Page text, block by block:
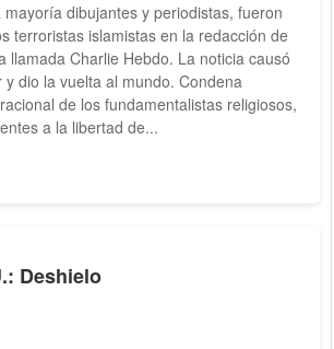
dibujantes y periodistas, fueron
terroristas islamistas en la redacción de
llamada Charlie Hebdo. La noticia causó
dio la vuelta al mundo. Condena
de los fundamentalistas religiosos,
a la libertad de...
Deshielo